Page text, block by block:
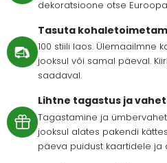
dekoratsioone otse
Tasuta
100 stiili laos. Ülemaailmne
jooksul või samal päeval.
saadaval.
Lihtne tagastus ja
Tagastamine ja
jooksul alates pakendi
päeva puidust kaartidele ja